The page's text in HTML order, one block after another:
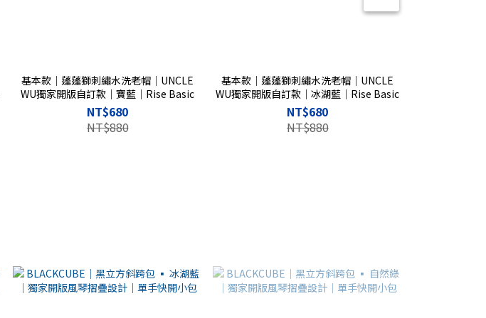
基本款｜蓬蓬獅刺繡水洗老帽｜UNCLE
WU獨家開版自訂款｜寶藍｜Rise Basic
NT$680
NT$880
基本款｜蓬蓬獅刺繡水洗老帽｜UNCLE
WU獨家開版自訂款｜冰湖藍｜Rise Basic
NT$680
NT$880